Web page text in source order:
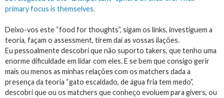
primary focus is themselves.
Deixo-vos este “food for thoughts”, sigam os links, investiguem a
teoria, façam o assessment, tirem daí as vossas ilações.
Eu pessoalmente descobri que não suporto takers, que tenho uma
enorme dificuldade em lidar com eles. E se bem que consigo gerir
mais ou menos as minhas relações com os matchers dada a
presença da teoria “gato escaldado, de água fria tem medo”,
descobri que ou os matchers que conheço evoluem para givers, ou